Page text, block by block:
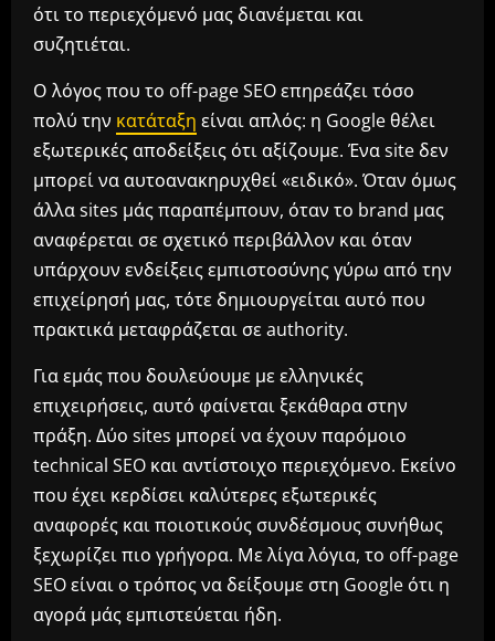
ότι το περιεχόμενό μας διανέμεται και
συζητιέται.
Ο λόγος που το off-page SEO επηρεάζει τόσο
πολύ την κατάταξη είναι απλός: η Google θέλει
εξωτερικές αποδείξεις ότι αξίζουμε. Ένα site δεν
μπορεί να αυτοανακηρυχθεί «ειδικό». Όταν όμως
άλλα sites μάς παραπέμπουν, όταν το brand μας
αναφέρεται σε σχετικό περιβάλλον και όταν
υπάρχουν ενδείξεις εμπιστοσύνης γύρω από την
επιχείρησή μας, τότε δημιουργείται αυτό που
πρακτικά μεταφράζεται σε authority.
Για εμάς που δουλεύουμε με ελληνικές
επιχειρήσεις, αυτό φαίνεται ξεκάθαρα στην
πράξη. Δύο sites μπορεί να έχουν παρόμοιο
technical SEO και αντίστοιχο περιεχόμενο. Εκείνο
που έχει κερδίσει καλύτερες εξωτερικές
αναφορές και ποιοτικούς συνδέσμους συνήθως
ξεχωρίζει πιο γρήγορα. Με λίγα λόγια, το off-page
SEO είναι ο τρόπος να δείξουμε στη Google ότι η
αγορά μάς εμπιστεύεται ήδη.